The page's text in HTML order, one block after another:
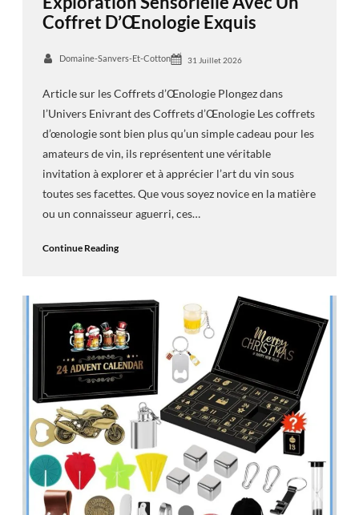
Coffret D’Œnologie Exquis
Domaine-Sanvers-Et-Cotton 31 Juillet 2026
Article sur les Coffrets d’Œnologie Plongez dans
l’Univers Enivrant des Coffrets d’Œnologie Les coffrets
d’œnologie sont bien plus qu’un simple cadeau pour les
amateurs de vin, ils représentent une véritable
invitation à explorer et à apprécier l’art du vin sous
toutes ses facettes. Que vous soyez novice en la matière
ou un connaisseur aguerri, ces…
Continue Reading